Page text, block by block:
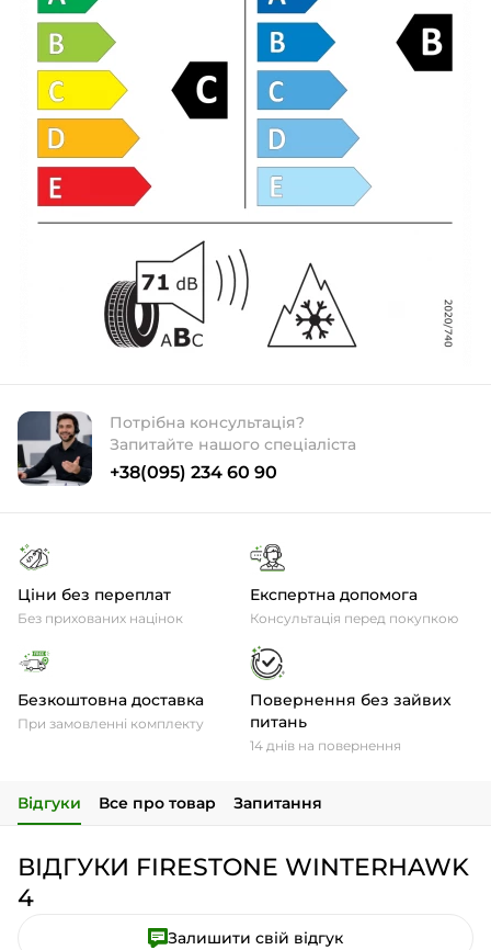
Потрібна консультація?
Запитайте нашого спеціаліста
+38(095) 234 60 90
Ціни без переплат
Без прихованих націнок
Експертна допомога
Консультація перед покупкою
Безкоштовна доставка
При замовленні комплекту
Повернення без зайвих
питань
14 днів на повернення
Відгуки Все про товар Запитання
ВІДГУКИ FIRESTONE WINTERHAWK
4
Залишити свій відгук